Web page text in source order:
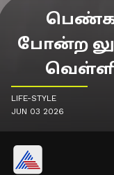
போன்ற
LIFE-STYLE
JUN 03 2026